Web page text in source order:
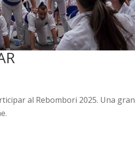
al Rebombori 2025. Una gran